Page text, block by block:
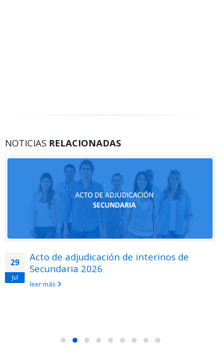
NOTICIAS RELACIONADAS
29
Jul
Acto de adjudicación de interinos de
Secundaria 2026
leer más